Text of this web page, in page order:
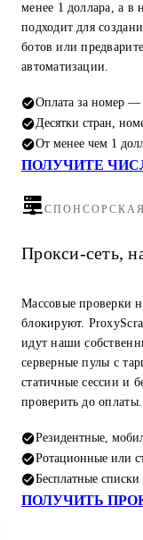
менее 1 доллара, а в
подходит для
ботов или
автоматизации.
Оплата за номер —
Десятки стран,
От менее чем 1
ПОЛУЧИТЕ
Прокси-сеть,
Массовые проверки
блокируют.
идут наши
серверные пулы с
статичные сессии и
проверить до оплаты.
Резидентные,
Ротационные или
Бесплатные списки
ПОЛУЧИТЬ